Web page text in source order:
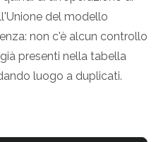
del modello
non c'è alcun controllo
presenti nella tabella
luogo a duplicati.